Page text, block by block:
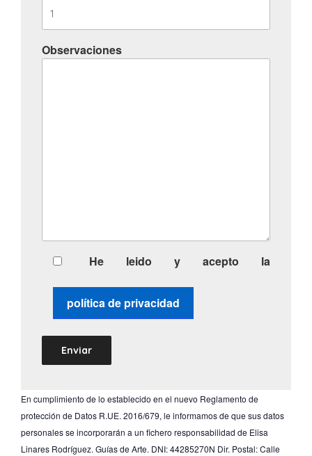
Observaciones
He leido y acepto la
política de privacidad
En cumplimiento de lo establecido en el nuevo Reglamento de
protección de Datos R.UE. 2016/679, le informamos de que sus datos
personales se incorporarán a un fichero responsabilidad de Elisa
Linares Rodríguez. Guías de Arte. DNI: 44285270N Dir. Postal: Calle